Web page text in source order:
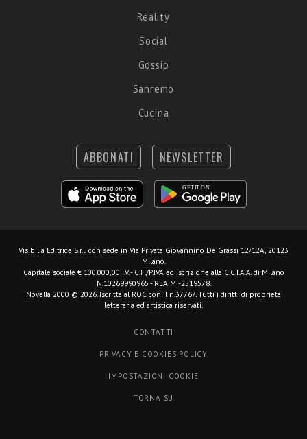
Reality
Social
Gossip
Sanremo
Cucina
ABBONATI NEWSLETTER
Visibilia Editrice S.r.l. con sede in Via Privata Giovannino De Grassi 12/12A, 20123
Milano.
Capitale sociale € 100.000,00 I.V. - C.F./P.IVA ed iscrizione alla C.C.I.A.A. di Milano
N.10269990965 - REA MI-2519578.
Novella 2000 © 2026. Iscritta al ROC con il n.37767. Tutti i diritti di proprietà
letteraria ed artistica riservati.
CONTATTI
PRIVACY E COOKIES POLICY
IMPOSTAZIONI COOKIE
TORNA SU